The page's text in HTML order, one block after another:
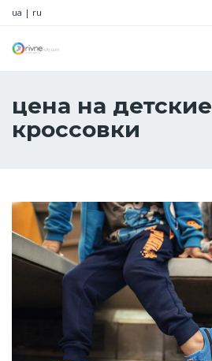
ua | ru
цена на детские
кроссовки